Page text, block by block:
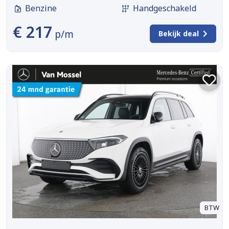
Benzine
Handgeschakeld
€ 217 p/m Bekijk deal
BTW